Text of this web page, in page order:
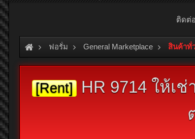
ติดต่
ฟอรั่ม General Marketplace สินค้าทั่
[Rent] HR 9714 ให้เ